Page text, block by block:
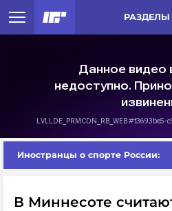
РАЗДЕЛЫ
Иностранцы о спорте России:
В Миннесоте